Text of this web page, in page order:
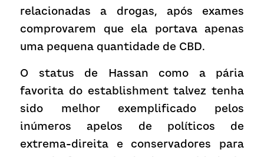
relacionadas a drogas, após exames
comprovarem que ela portava apenas
uma pequena quantidade de CBD.
O status de Hassan como a pária
favorita do establishment talvez tenha
sido melhor exemplificado pelos
inúmeros apelos de políticos de
extrema-direita e conservadores para